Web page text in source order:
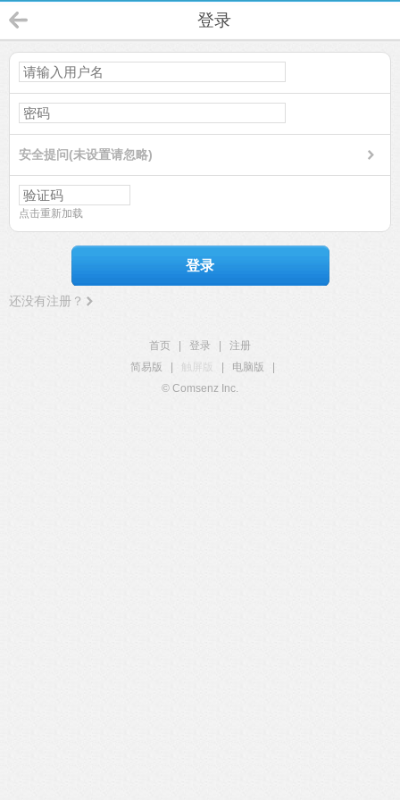
登录
安全提问(未设置请忽略)
点击重新加载
登录
还没有注册？
首页 登录
注册
简易版
触屏版 电脑版
© Comsenz Inc.